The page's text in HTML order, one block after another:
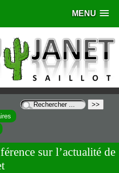
MENU
sur l’actualité de